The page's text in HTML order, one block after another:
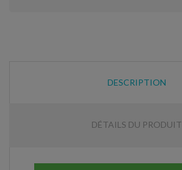
DESCRIPTION
DÉTAILS DU PRODUIT